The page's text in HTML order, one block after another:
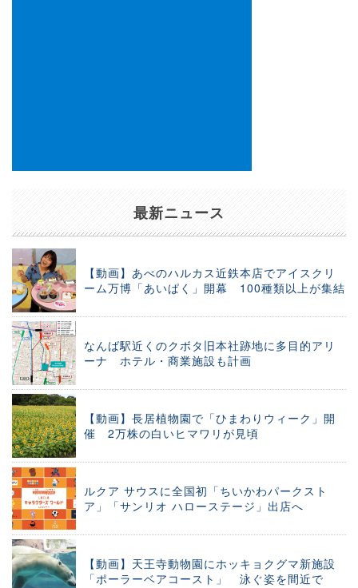
最新ニュース
【動画】あべのハルカス近鉄本店でアイスクリ
ーム万博「あいぱく」開幕 100種類以上が集結
なんば駅近くのクボタ旧本社跡地に多目的アリ
ーナ ホテル・商業施設も計画
【動画】長居植物園で「ひまわりウィーク」開
催 2万株の白いヒマワリが見頃
ルクア サウスに全国初「ちいかわパークスト
ア」「サンリオ ハローステージ」出店へ
【動画】天王寺動物園にホッキョクグマ新施設
「ポーラーベアコースト」 泳ぐ姿を間近で